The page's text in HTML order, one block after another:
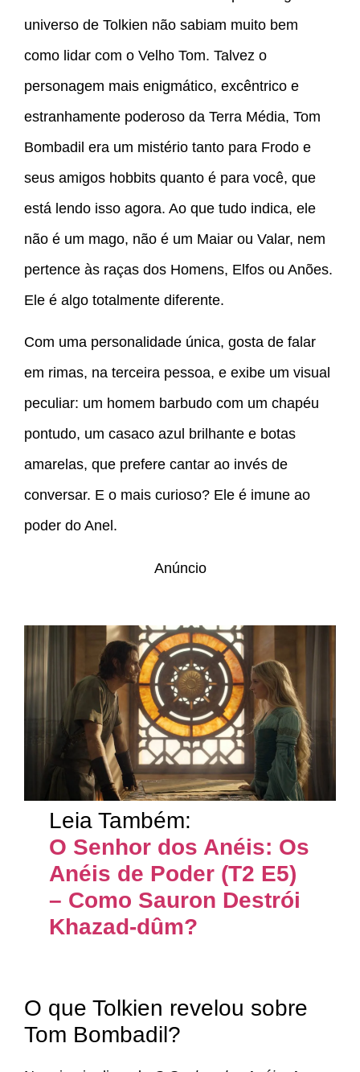
universo de Tolkien não sabiam muito bem
como lidar com o Velho Tom. Talvez o
personagem mais enigmático, excêntrico e
estranhamente poderoso da Terra Média, Tom
Bombadil era um mistério tanto para Frodo e
seus amigos hobbits quanto é para você, que
está lendo isso agora. Ao que tudo indica, ele
não é um mago, não é um Maiar ou Valar, nem
pertence às raças dos Homens, Elfos ou Anões.
Ele é algo totalmente diferente.
Com uma personalidade única, gosta de falar
em rimas, na terceira pessoa, e exibe um visual
peculiar: um homem barbudo com um chapéu
pontudo, um casaco azul brilhante e botas
amarelas, que prefere cantar ao invés de
conversar. E o mais curioso? Ele é imune ao
poder do Anel.
Anúncio
Leia Também:
O Senhor dos Anéis: Os
Anéis de Poder (T2 E5)
– Como Sauron Destrói
Khazad-dûm?
O que Tolkien revelou sobre
Tom Bombadil?